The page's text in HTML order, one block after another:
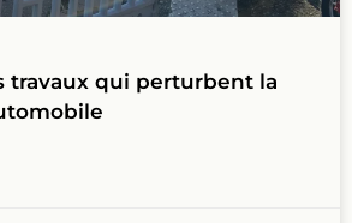
travaux qui perturbent la